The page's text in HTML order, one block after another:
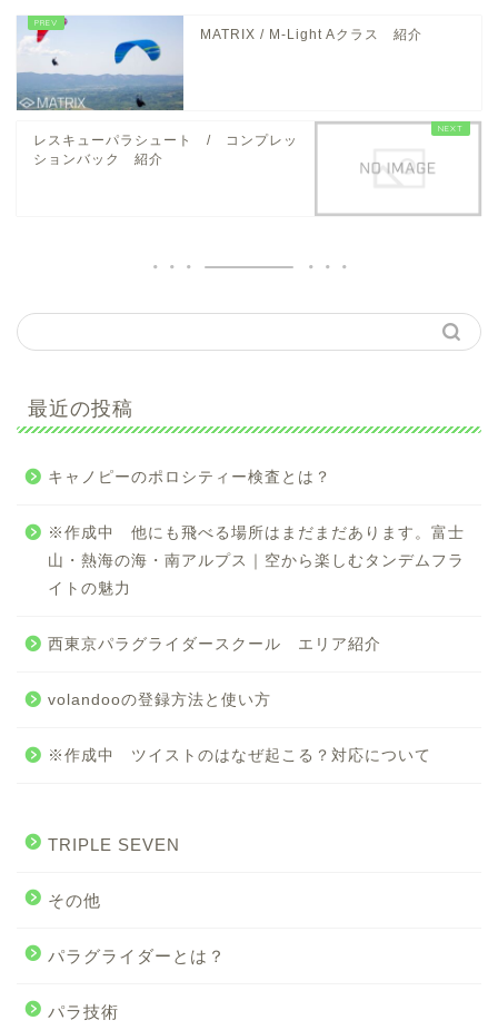
MATRIX / M-Light Aクラス 紹介
レスキューパラシュート / コンプレッ
ションバック 紹介
最近の投稿
キャノピーのポロシティー検査とは？
※作成中 他にも飛べる場所はまだまだあります。富士
山・熱海の海・南アルプス｜空から楽しむタンデムフラ
イトの魅力
西東京パラグライダースクール エリア紹介
volandooの登録方法と使い方
※作成中 ツイストのはなぜ起こる？対応について
TRIPLE SEVEN
その他
パラグライダーとは？
パラ技術